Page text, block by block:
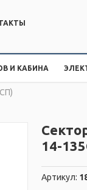
И КАБИНА
14-
Артикул: